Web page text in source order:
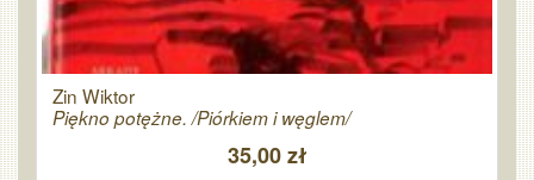
Zin Wiktor
Piękno potężne. /Piórkiem i węglem/
35,00 zł